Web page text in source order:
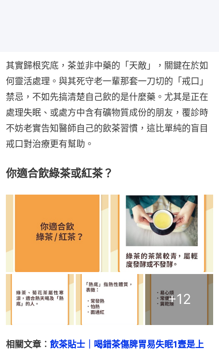
其實歸根究底，茶並非中藥的「天敵」，關鍵在於如
何靈活處理。與其死守老一輩那套一刀切的「戒口」
禁忌，不如先搞清楚自己飲的是什麼藥。尤其是正在
處理失眠、或處方中含有礦物質成份的朋友，覆診時
不妨老實告知醫師自己的飲茶習慣，這比單純的盲目
戒口對治療更有幫助。
你適合飲綠茶或紅茶？
+12
相關文章︰ 飲茶貼士｜喝錯茶傷脾胃易失眠1壼是上